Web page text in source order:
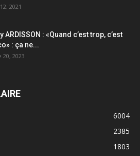
2021
ARDISSON : «Quand c’est trop, c’est
: ça ne...
2023
6004
2385
1803